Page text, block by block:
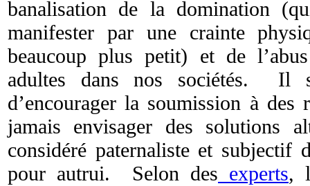
banalisation de la domination
manifester par une crainte
beaucoup plus petit) et de
adultes dans nos sociétés. Il
d’encourager la soumission à des
jamais envisager des solutions
considéré paternaliste et subjectif
pour autrui. Selon des experts,